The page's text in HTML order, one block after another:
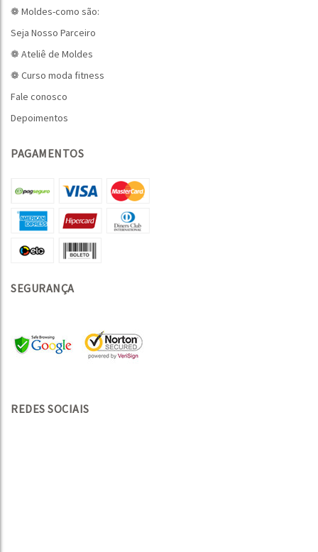
❁ Moldes-como são:
Seja Nosso Parceiro
❁ Ateliê de Moldes
❁ Curso moda fitness
Fale conosco
Depoimentos
PAGAMENTOS
SEGURANÇA
REDES SOCIAIS